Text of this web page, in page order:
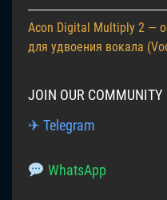
Acon Digital Multiply 2 —
для удвоения вокала
JOIN OUR COMMUNITY
✈ Telegram
WhatsApp